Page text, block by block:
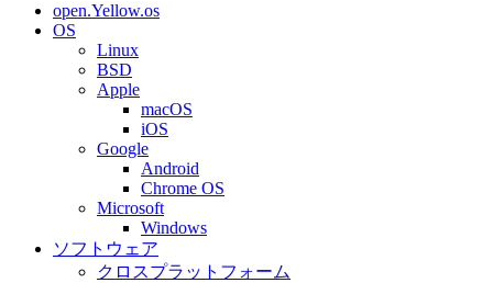
open.Yellow.os
OS
Linux
BSD
Apple
macOS
iOS
Google
Android
Chrome OS
Microsoft
Windows
ソフトウェア
クロスプラットフォーム